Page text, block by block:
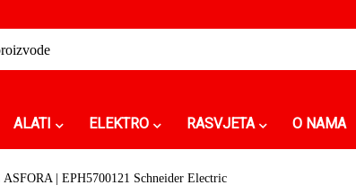
ALATI ELEKTRO RASVJETA O NAMA
| EPH5700121 Schneider Electric